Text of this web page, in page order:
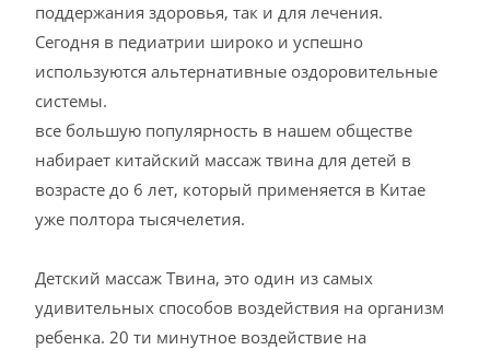
поддержания здоровья, так и для лечения.
Сегодня в педиатрии широко и успешно
используются альтернативные оздоровительные
системы.
все большую популярность в нашем обществе
набирает китайский массаж твина для детей в
возрасте до 6 лет, который применяется в Китае
уже полтора тысячелетия.
Детский массаж Твина, это один из самых
удивительных способов воздействия на организм
ребенка. 20 ти минутное воздействие на